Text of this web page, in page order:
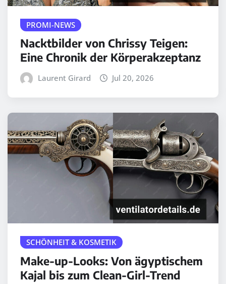
PROMI-NEWS
Nacktbilder von Chrissy Teigen:
Eine Chronik der Körperakzeptanz
Laurent Girard Jul 20, 2026
SCHÖNHEIT & KOSMETIK
Make-up-Looks: Von ägyptischem
Kajal bis zum Clean-Girl-Trend